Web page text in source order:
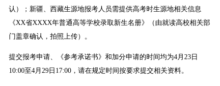
认）；新疆、西藏生源地报考人员需提供高考时生源地相关信息
《XX省XXXX年普通高等学校录取新生名册》（由就读高校相关部
门盖章确认，拍照上传）。
提交报考申请、《参考承诺书》和加分申请的时间均为4月23日
10:00至4月29日17:00，请在规定时间按要求提交相关资料。